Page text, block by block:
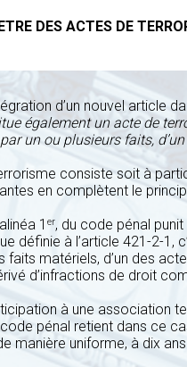
DES ACTES DE
d’un nouvel article
également un acte de
un ou plusieurs faits,
consiste soit à
en complètent le
1er, du code pénal
définie à l’article 421-2-1,
matériels, d’un des
d’infractions de droit
à une association
pénal retient dans ce
manière uniforme, à dix